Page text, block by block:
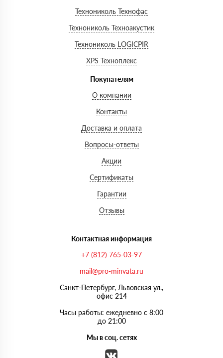
Технониколь Технофас
Технониколь Техноакустик
Технониколь LOGICPIR
XPS Техноплекс
Покупателям
О компании
Контакты
Доставка и оплата
Вопросы-ответы
Акции
Сертификаты
Гарантии
Отзывы
Контактная информация
+7 (812) 765-03-97
mail@pro-minvata.ru
Санкт-Петербург, Львовская ул.,
офис 214
Часы работы: ежедневно с 8:00
до 21:00
Мы в соц. сетях